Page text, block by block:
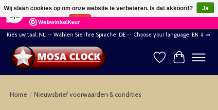
164 Reviews ×
Kies uw taal: NL -- Wählen Sie ihre Sprache: DE -- Choose your language: EN ⇓ ⇒
Verlanglijst
Home / Nieuwsbrief voorwaarden & condities
Wij slaan cookies op om onze website te verbeteren. Is dat akkoord?
Ja
Nee